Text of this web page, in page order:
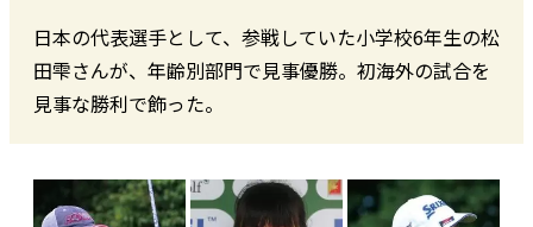
日本の代表選手として、参戦していた小学校6年生の松
田雫さんが、年齢別部門で見事優勝。初海外の試合を
見事な勝利で飾った。